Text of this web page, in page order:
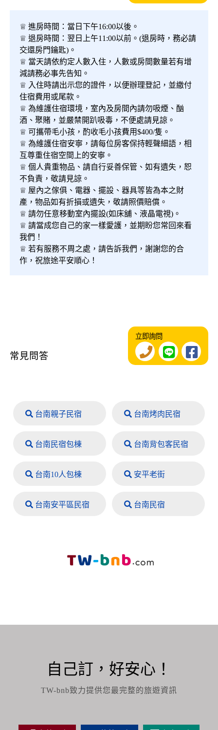
♕ 進房時間：當日下午16:00以後。
♕ 退房時間：翌日上午11:00以前。(退房時，務必請
交還房門鑰匙)。
♕ 當天請依約定人數入住，人數或房間數量若有增
減請務必事先告知。
♕ 入住時請出示您的證件，以便辦理登記，並繳付
住宿費用或尾款。
♕ 為維護住宿環境，室內及房間內請勿吸煙、酗
酒、聚賭，並嚴禁開趴吸毒，不便處請見諒。
♕ 可攜帶毛小孩，酌收毛小孩費用$400/隻。
♕ 為維護住宿安寧，請每位房客保持輕聲細語，相
互尊重住宿空間上的安寧。
♕ 個人貴重物品、請自行妥善保管、如有遺失，恕
不負責，敬請見諒。
♕ 屋內之傢俱、電器、擺設、器具等皆為本之財
產，物品如有折損或遺失，敬請照價賠償。
♕ 請勿任意移動室內擺設(如床舖、液晶電視)。
♕ 請當成您自己的家一樣愛護，並期盼您常回來看
我們！
♕ 若有服務不周之處，請告訴我們，謝謝您的合
作，祝旅途平安順心！
常見問答
立即詢問
台南親子民宿 台南烤肉民宿
台南民宿包棟 台南背包客民宿
台南10人包棟 安平老街
台南安平區民宿 台南民宿
自己訂，好安心！
TW-bnb致力提供您最完整的旅遊資訊